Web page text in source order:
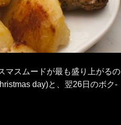
マスムードが最も盛り上がるの
day)と、翌26日のボク-